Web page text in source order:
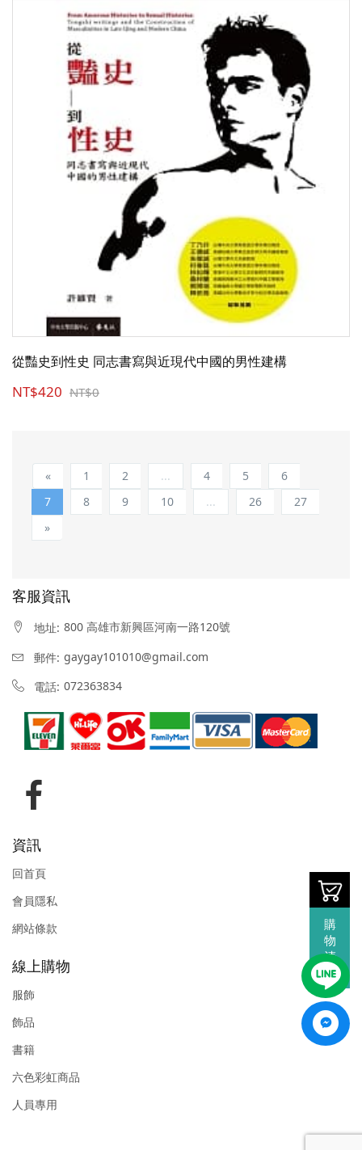
從豔史到性史 同志書寫與近現代中國的男性建構
NT$420 NT$0
« 1 2 ... 4 5
6
7
8 9 10 ... 26
27
»
客服資訊
地址: 800 高雄市新興區河南一路120號
郵件: gaygay101010@gmail.com
電話: 072363834
資訊
回首頁
會員隱私
網站條款
線上購物
服飾
飾品
書籍
六色彩虹商品
人員專用
購
物
清
單